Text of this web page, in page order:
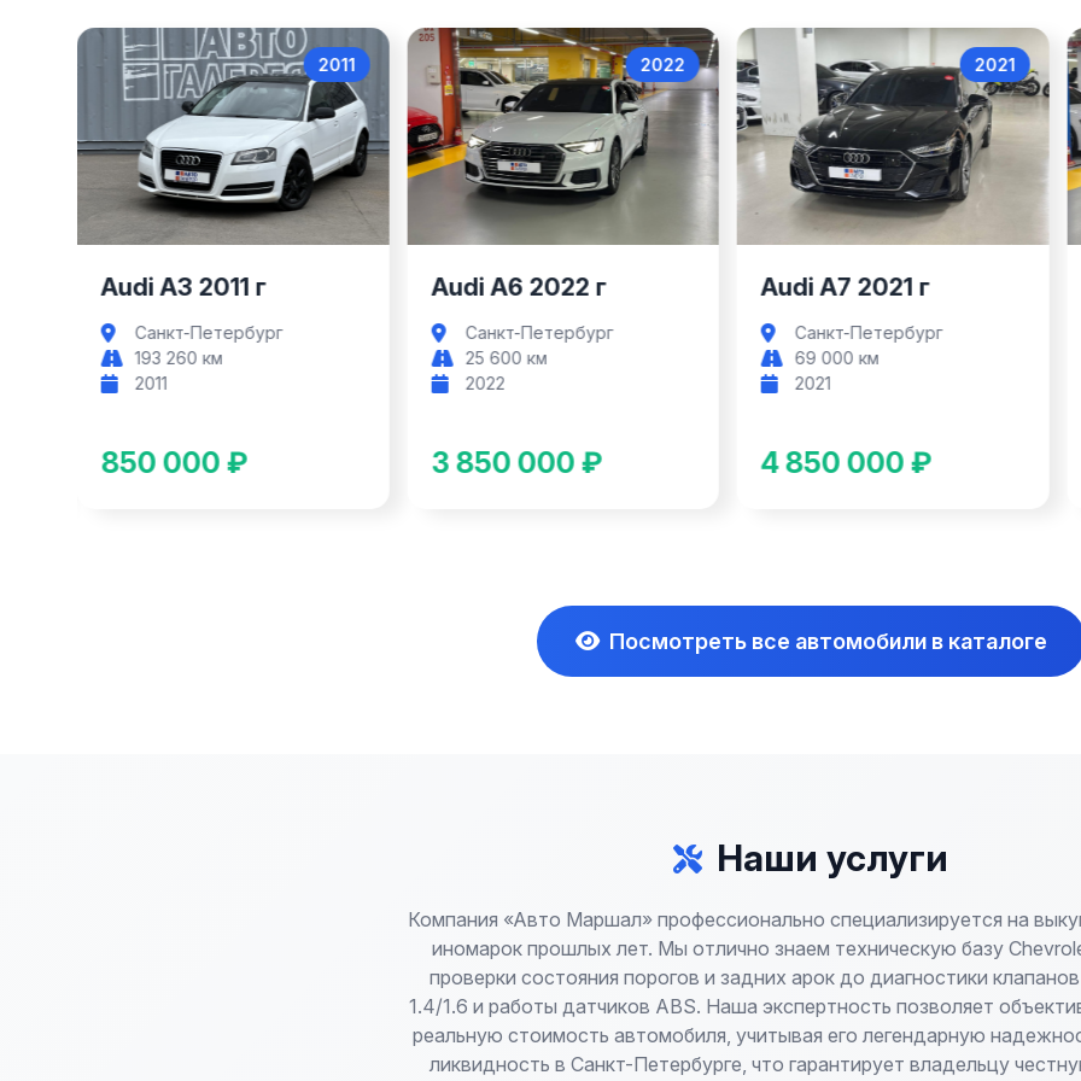
Audi A3
2011
Audi A3 2011 г
Санкт-Петербург
193 260 км
2011
850 000 ₽
Audi A6
2022
Audi A6 2022 г
Санкт-Петербург
25 600 км
2022
3 850 000 ₽
Audi A7
2021
Audi A7 2021 г
Санкт-Петербург
69 000 км
2021
4 850 000 ₽
Посмотреть все автомобили в каталоге
Наши услуги
Компания «Авто Маршал» профессионально специализируется на
иномарок прошлых лет. Мы отлично знаем техническую базу
проверки состояния порогов и задних арок до диагностики
1.4/1.6 и работы датчиков ABS. Наша экспертность позволяет
реальную стоимость автомобиля, учитывая его легендарную
ликвидность в Санкт-Петербурге, что гарантирует владельцу